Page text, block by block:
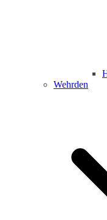
Wehrden